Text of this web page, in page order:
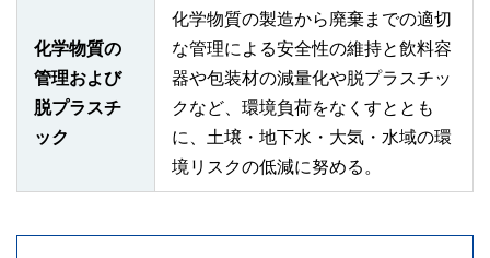
化学物質の
管理および
脱プラスチ
ック
化学物質の製造から廃棄までの適切
な管理による安全性の維持と飲料容
器や包装材の減量化や脱プラスチッ
クなど、環境負荷をなくすととも
に、土壌・地下水・大気・水域の環
境リスクの低減に努める。